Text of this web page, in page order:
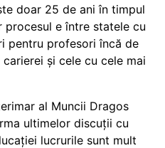
doar 25 de ani în timpul
procesul e între statele cu
pentru profesori încă de
și cele cu cele mai
al Muncii Dragos
ultimelor discuții cu
lucrurile sunt mult